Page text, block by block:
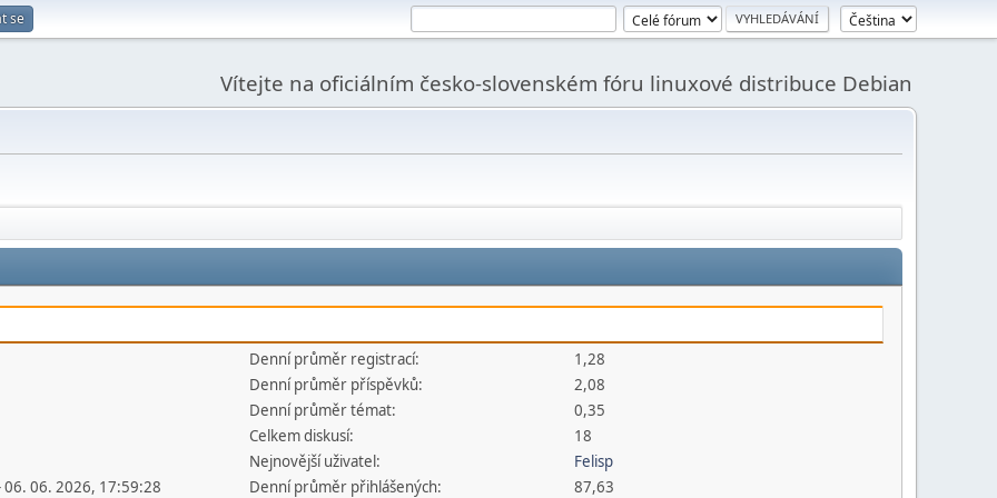
se
Vítejte na oficiálním česko-slovenském fóru linuxové distribuce Debian
06. 06. 2026, 17:59:28
Denní průměr registrací:
1,28
Denní průměr příspěvků:
2,08
Denní průměr témat:
0,35
Celkem diskusí:
18
Nejnovější uživatel:
Felisp
Denní průměr přihlášených:
87,63